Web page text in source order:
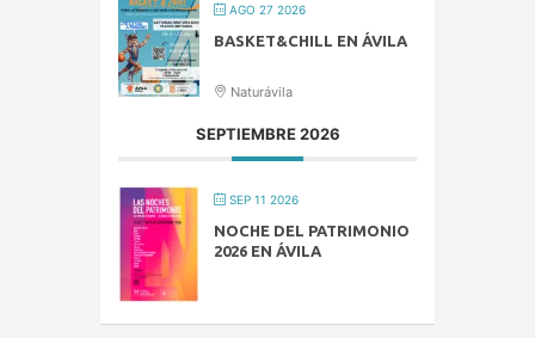
AGO 27 2026
BASKET&CHILL EN ÁVILA
Naturávila
SEPTIEMBRE 2026
SEP 11 2026
NOCHE DEL PATRIMONIO
2026 EN ÁVILA